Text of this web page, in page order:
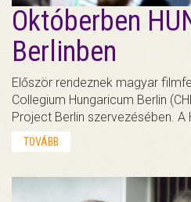
Októberben
Berlinben
Először rendeznek magyar
Collegium Hungaricum Berlin
Project Berlin szervezésében. A
TOVÁBB